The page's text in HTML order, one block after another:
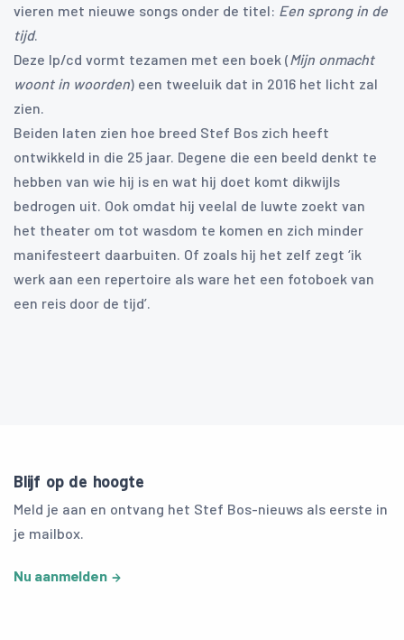
vieren met nieuwe songs onder de titel: Een sprong in de
tijd.
Deze lp/cd vormt tezamen met een boek (Mijn onmacht
woont in woorden) een tweeluik dat in 2016 het licht zal
zien.
Beiden laten zien hoe breed Stef Bos zich heeft
ontwikkeld in die 25 jaar. Degene die een beeld denkt te
hebben van wie hij is en wat hij doet komt dikwijls
bedrogen uit. Ook omdat hij veelal de luwte zoekt van
het theater om tot wasdom te komen en zich minder
manifesteert daarbuiten. Of zoals hij het zelf zegt ‘ik
werk aan een repertoire als ware het een fotoboek van
een reis door de tijd’.
Blijf op de hoogte
Meld je aan en ontvang het Stef Bos-nieuws als eerste in
je mailbox.
Nu aanmelden